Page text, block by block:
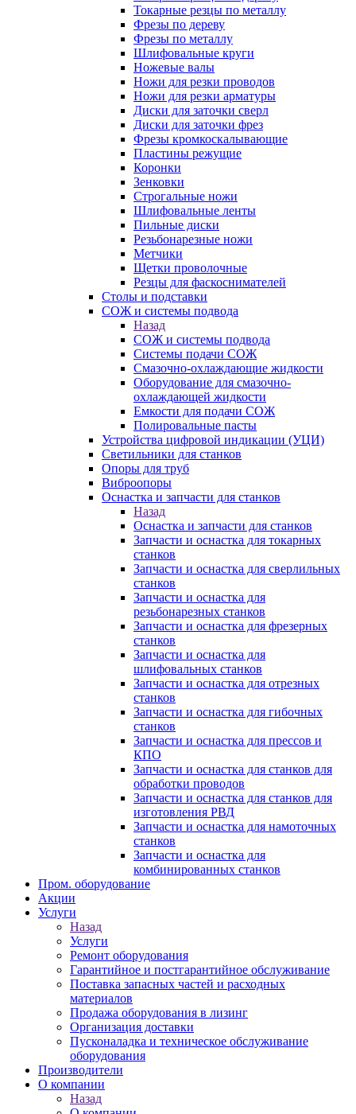
Токарные резцы по металлу
Фрезы по дереву
Фрезы по металлу
Шлифовальные круги
Ножевые валы
Ножи для резки проводов
Ножи для резки арматуры
Диски для заточки сверл
Диски для заточки фрез
Фрезы кромкоскалывающие
Пластины режущие
Коронки
Зенковки
Строгальные ножи
Шлифовальные ленты
Пильные диски
Резьбонарезные ножи
Метчики
Щетки проволочные
Резцы для фаскоснимателей
Столы и подставки
СОЖ и системы подвода
Назад
СОЖ и системы подвода
Системы подачи СОЖ
Смазочно-охлаждающие жидкости
Оборудование для смазочно-
охлаждающей жидкости
Емкости для подачи СОЖ
Полировальные пасты
Устройства цифровой индикации (УЦИ)
Светильники для станков
Опоры для труб
Виброопоры
Оснастка и запчасти для станков
Назад
Оснастка и запчасти для станков
Запчасти и оснастка для токарных
станков
Запчасти и оснастка для сверлильных
станков
Запчасти и оснастка для
резьбонарезных станков
Запчасти и оснастка для фрезерных
станков
Запчасти и оснастка для
шлифовальных станков
Запчасти и оснастка для отрезных
станков
Запчасти и оснастка для гибочных
станков
Запчасти и оснастка для прессов и
КПО
Запчасти и оснастка для станков для
обработки проводов
Запчасти и оснастка для станков для
изготовления РВД
Запчасти и оснастка для намоточных
станков
Запчасти и оснастка для
комбинированных станков
Пром. оборудование
Акции
Услуги
Назад
Услуги
Ремонт оборудования
Гарантийное и постгарантийное обслуживание
Поставка запасных частей и расходных
материалов
Продажа оборудования в лизинг
Организация доставки
Пусконаладка и техническое обслуживание
оборудования
Производители
О компании
Назад